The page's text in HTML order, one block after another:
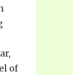
of